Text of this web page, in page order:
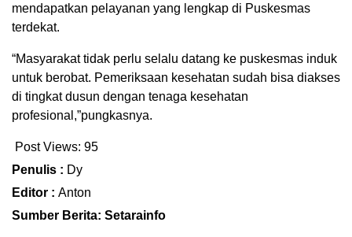
mendapatkan pelayanan yang lengkap di Puskesmas
terdekat.
“Masyarakat tidak perlu selalu datang ke puskesmas induk
untuk berobat. Pemeriksaan kesehatan sudah bisa diakses
di tingkat dusun dengan tenaga kesehatan
profesional,”pungkasnya.
Post Views: 95
Penulis : Dy
Editor : Anton
Sumber Berita: Setarainfo